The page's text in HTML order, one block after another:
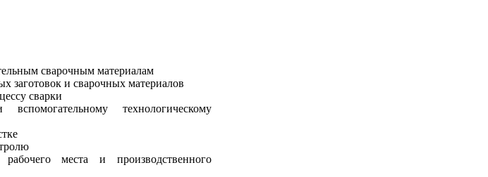
сварочным материалам
заготовок и сварочных материалов
сварки
технологическому
места и производственного